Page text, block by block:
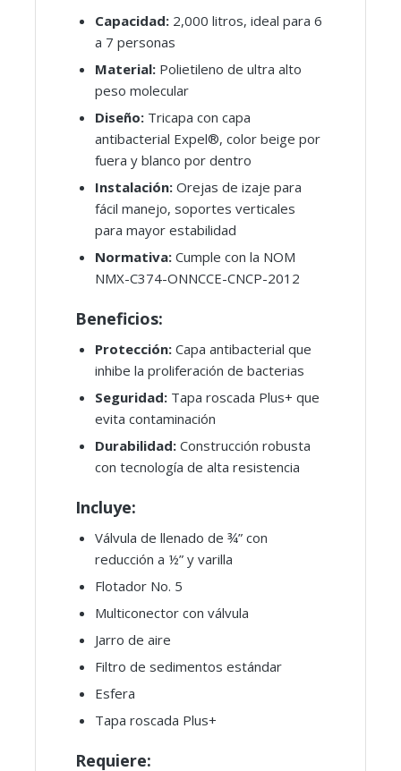
Capacidad: 2,000 litros, ideal para 6
a 7 personas
Material: Polietileno de ultra alto
peso molecular
Diseño: Tricapa con capa
antibacterial Expel®, color beige por
fuera y blanco por dentro
Instalación: Orejas de izaje para
fácil manejo, soportes verticales
para mayor estabilidad
Normativa: Cumple con la NOM
NMX-C374-ONNCCE-CNCP-2012
Beneficios:
Protección: Capa antibacterial que
inhibe la proliferación de bacterias
Seguridad: Tapa roscada Plus+ que
evita contaminación
Durabilidad: Construcción robusta
con tecnología de alta resistencia
Incluye:
Válvula de llenado de ¾” con
reducción a ½” y varilla
Flotador No. 5
Multiconector con válvula
Jarro de aire
Filtro de sedimentos estándar
Esfera
Tapa roscada Plus+
Requiere: